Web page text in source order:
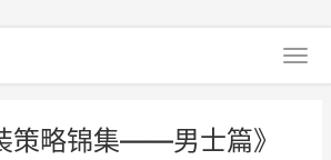
策略锦集——男士篇》